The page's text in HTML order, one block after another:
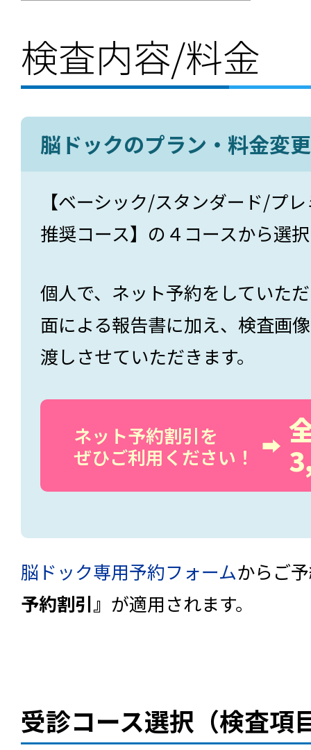
検査内容/料金
脳ドックのプラン・料金変
【ベーシック/スタンダード/プ
推奨コース】の４コースから選
個人で、ネット予約をしていた
面による報告書に加え、検査画
渡しさせていただきます。
ネット予約割引を
ぜひご利用ください！
脳ドック専用予約フォームからご
予約割引』 が適用されます。
受診コース選択（検査項